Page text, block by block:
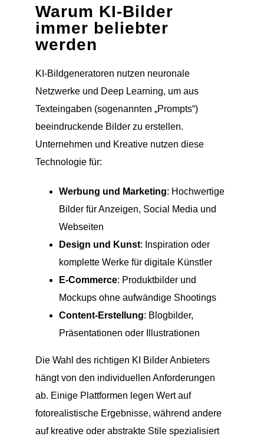
Warum KI-Bilder
immer beliebter
werden
KI-Bildgeneratoren nutzen neuronale
Netzwerke und Deep Learning, um aus
Texteingaben (sogenannten „Prompts“)
beeindruckende Bilder zu erstellen.
Unternehmen und Kreative nutzen diese
Technologie für:
Werbung und Marketing: Hochwertige
Bilder für Anzeigen, Social Media und
Webseiten
Design und Kunst: Inspiration oder
komplette Werke für digitale Künstler
E-Commerce: Produktbilder und
Mockups ohne aufwändige Shootings
Content-Erstellung: Blogbilder,
Präsentationen oder Illustrationen
Die Wahl des richtigen KI Bilder Anbieters
hängt von den individuellen Anforderungen
ab. Einige Plattformen legen Wert auf
fotorealistische Ergebnisse, während andere
auf kreative oder abstrakte Stile spezialisiert